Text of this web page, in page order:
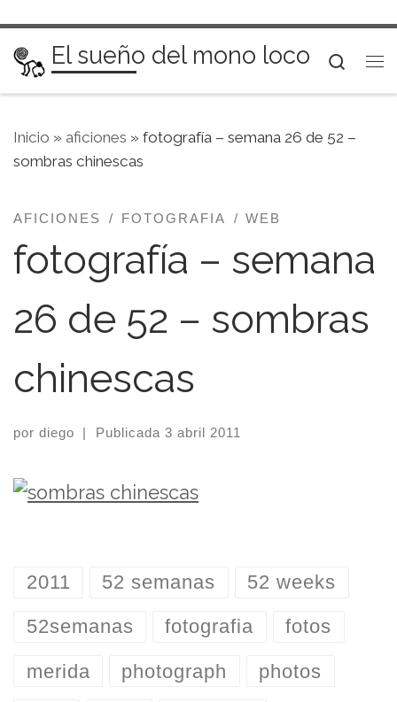
Saltar al contenido
El sueño del mono loco
Inicio » aficiones » fotografía – semana 26 de 52 –
sombras chinescas
AFICIONES FOTOGRAFIA WEB
fotografía – semana
26 de 52 – sombras
chinescas
por diego | Publicada 3 abril 2011
2011 52 semanas 52 weeks
52semanas fotografia fotos
merida photograph photos